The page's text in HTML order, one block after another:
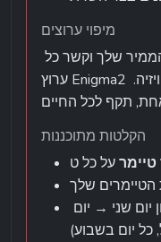
מיפוי ערוצים
ערוץ Enigma2 לערוץ המתאים במדריך הטלוויזיה.
הקלטות מתוכננות
טיימר